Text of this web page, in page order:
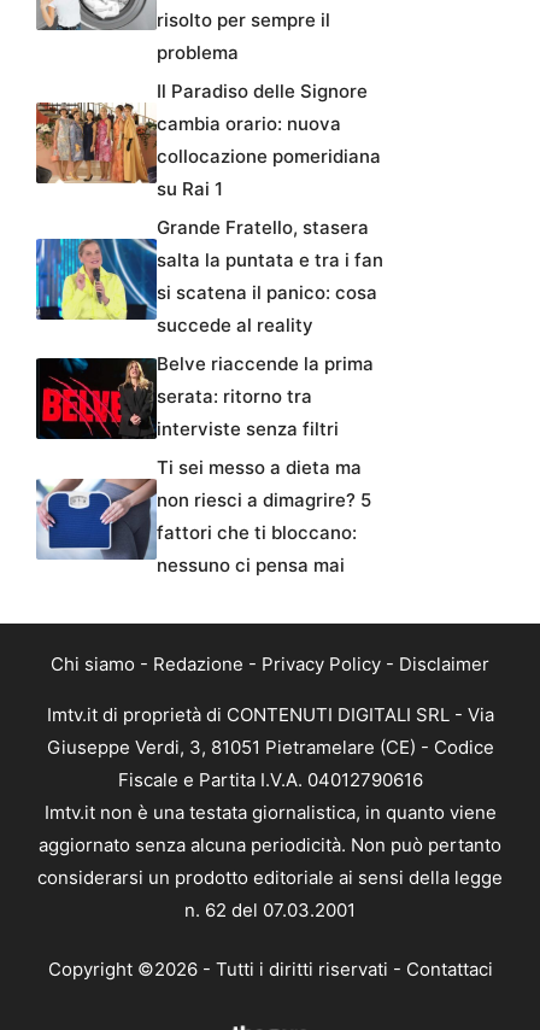
risolto per sempre il
problema
Il Paradiso delle Signore
cambia orario: nuova
collocazione pomeridiana
su Rai 1
Grande Fratello, stasera
salta la puntata e tra i fan
si scatena il panico: cosa
succede al reality
Belve riaccende la prima
serata: ritorno tra
interviste senza filtri
Ti sei messo a dieta ma
non riesci a dimagrire? 5
fattori che ti bloccano:
nessuno ci pensa mai
Chi siamo - Redazione - Privacy Policy - Disclaimer
Imtv.it di proprietà di CONTENUTI DIGITALI SRL - Via
Giuseppe Verdi, 3, 81051 Pietramelare (CE) - Codice
Fiscale e Partita I.V.A. 04012790616
Imtv.it non è una testata giornalistica, in quanto viene
aggiornato senza alcuna periodicità. Non può pertanto
considerarsi un prodotto editoriale ai sensi della legge
n. 62 del 07.03.2001
Copyright ©2026 - Tutti i diritti riservati - Contattaci